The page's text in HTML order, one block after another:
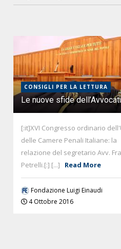
CONSIGLI PER LA LETTURA
Le nuove sfide
[:it]XVI Congresso ordinario
delle Camere Penali Italiane: la
relazione del segretario Avv.
Petrelli.[:] [...]
Read More
Fondazione Luigi Einaudi
4 Ottobre 2016